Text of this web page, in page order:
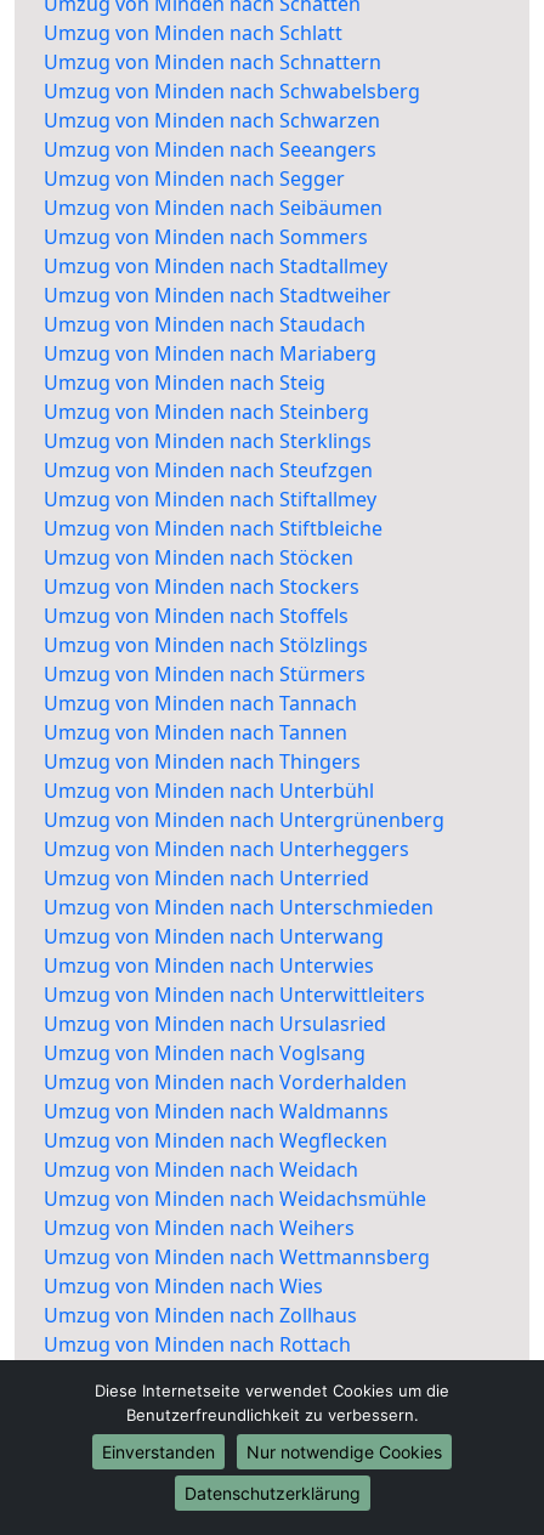
Umzug von Minden nach Schlatt
Umzug von Minden nach Schnattern
Umzug von Minden nach Schwabelsberg
Umzug von Minden nach Schwarzen
Umzug von Minden nach Seeangers
Umzug von Minden nach Segger
Umzug von Minden nach Seibäumen
Umzug von Minden nach Sommers
Umzug von Minden nach Stadtallmey
Umzug von Minden nach Stadtweiher
Umzug von Minden nach Staudach
Umzug von Minden nach Mariaberg
Umzug von Minden nach Steig
Umzug von Minden nach Steinberg
Umzug von Minden nach Sterklings
Umzug von Minden nach Steufzgen
Umzug von Minden nach Stiftallmey
Umzug von Minden nach Stiftbleiche
Umzug von Minden nach Stöcken
Umzug von Minden nach Stockers
Umzug von Minden nach Stoffels
Umzug von Minden nach Stölzlings
Umzug von Minden nach Stürmers
Umzug von Minden nach Tannach
Umzug von Minden nach Tannen
Umzug von Minden nach Thingers
Umzug von Minden nach Unterbühl
Umzug von Minden nach Untergrünenberg
Umzug von Minden nach Unterheggers
Umzug von Minden nach Unterried
Umzug von Minden nach Unterschmieden
Umzug von Minden nach Unterwang
Umzug von Minden nach Unterwies
Umzug von Minden nach Unterwittleiters
Umzug von Minden nach Ursulasried
Umzug von Minden nach Voglsang
Umzug von Minden nach Vorderhalden
Umzug von Minden nach Waldmanns
Umzug von Minden nach Wegflecken
Umzug von Minden nach Weidach
Umzug von Minden nach Weidachsmühle
Umzug von Minden nach Weihers
Umzug von Minden nach Wettmannsberg
Umzug von Minden nach Wies
Umzug von Minden nach Zollhaus
Umzug von Minden nach Rottach
Diese Internetseite verwendet Cookies um die
Benutzerfreundlichkeit zu verbessern.
Einverstanden
Nur notwendige Cookies
Datenschutzerklärung